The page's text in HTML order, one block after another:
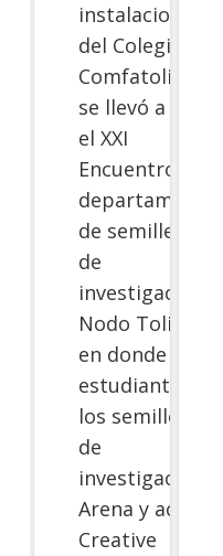
instalaciones
del Colegio
Comfatolima
se llevó a cabo
el XXI
Encuentro
departamental
de semilleros
de
investigación –
Nodo Tolima,
en donde los
estudiantes de
los semilleros
de
investigación
Arena y aceite,
Creative